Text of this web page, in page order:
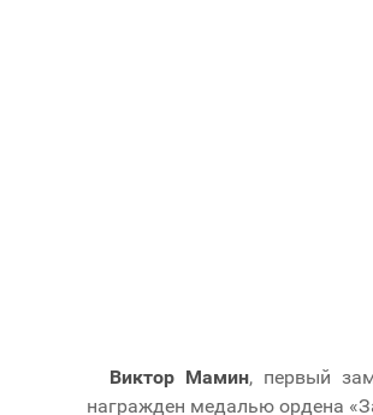
Виктор Мамин, первый
награжден медалью ордена